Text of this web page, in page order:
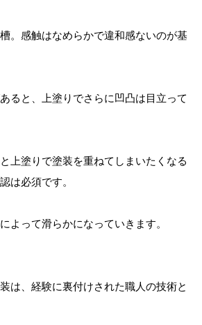
。 感触はなめらかで違和感ないのが基
ると、上塗りでさらに凹凸は目立って
上塗りで塗装を重ねてしまいたくなる
は必須です。
よって滑らかになっていきます。
は 、経験に裏付けされた職人の技術と